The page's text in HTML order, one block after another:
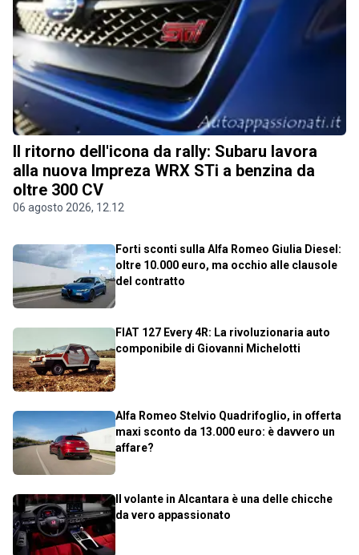
Il ritorno dell'icona da rally: Subaru lavora
alla nuova Impreza WRX STi a benzina da
oltre 300 CV
06 agosto 2026, 12.12
Forti sconti sulla Alfa Romeo Giulia Diesel:
oltre 10.000 euro, ma occhio alle clausole
del contratto
FIAT 127 Every 4R: La rivoluzionaria auto
componibile di Giovanni Michelotti
Alfa Romeo Stelvio Quadrifoglio, in offerta
maxi sconto da 13.000 euro: è davvero un
affare?
Il volante in Alcantara è una delle chicche
da vero appassionato